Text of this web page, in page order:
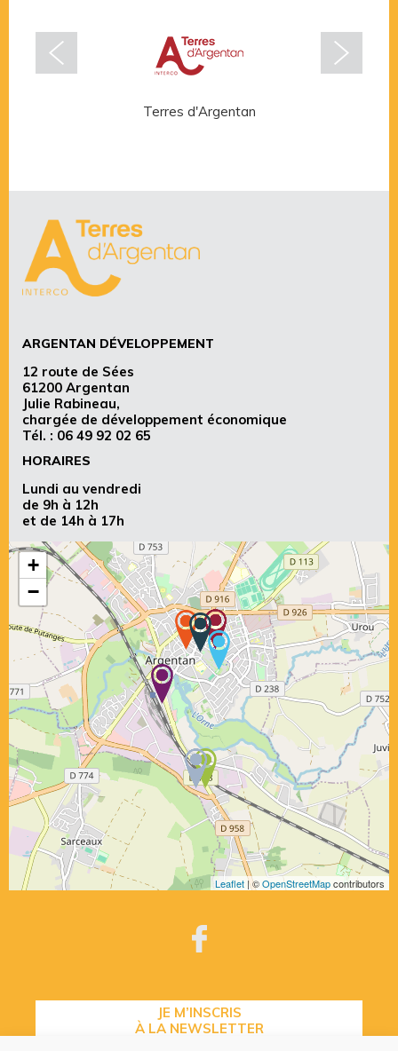
Terres d'Argentan
ARGENTAN DÉVELOPPEMENT
12 route de Sées
61200 Argentan
Julie Rabineau,
chargée de développement économique
Tél. : 06 49 92 02 65
HORAIRES
Lundi au vendredi
de 9h à 12h
et de 14h à 17h
+
−
Leaflet | ©OpenStreetMapcontributors
JE M’INSCRIS
À LA NEWSLETTER